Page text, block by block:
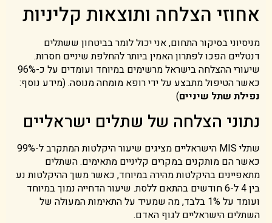
אחוזי הצלחה ותוצאות קליניות
מניסיוני בסיקור התחום, אני יכול לומר בביטחון ששתלים
דנטליים הפכו לפתרון האמין ביותר להחלפת שיניים חסרות.
שיעורי ההצלחה בישראל מרשימים במיוחד ועומדים על כ-96%
כאשר הטיפול מתבצע על ידי רופא מומחה מנוסה. (מידע נוסף:
נפילת שתל שיניים)
נתוני הצלחה של שתלים ישראליים
שתלי MIS הישראליים מציגים שיעור היקלטות המתקרב ל-99%
כאשר הם מותקנים במקרים קליניים מתאימים. השתלים
מתאפיינים בהיקלטות מהירה במיוחד, כאשר משך ההיקלטות נע
בין 4 ל-6 חודשים בהתאם ללסת. שיעור הדחייה נמוך במיוחד
ועומד על 1% בלבד, מה שמעיד על התאימות המעולה של
השתלים הישראליים לגוף האדם.